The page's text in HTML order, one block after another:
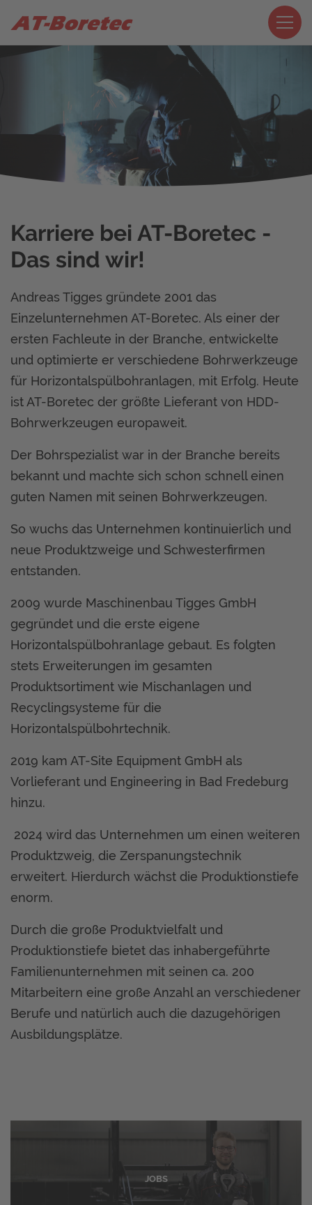
Karriere bei AT-Boretec -
Das sind wir!
Andreas Tigges gründete 2001 das
Einzelunternehmen AT-Boretec. Als einer der
ersten Fachleute in der Branche, entwickelte
und optimierte er verschiedene Bohrwerkzeuge
für Horizontalspülbohranlagen, mit Erfolg. Heute
ist AT-Boretec der größte Lieferant von HDD-
Bohrwerkzeugen europaweit.
Der Bohrspezialist war in der Branche bereits
bekannt und machte sich schon schnell einen
guten Namen mit seinen Bohrwerkzeugen.
So wuchs das Unternehmen kontinuierlich und
neue Produktzweige und Schwesterfirmen
entstanden.
2009 wurde Maschinenbau Tigges GmbH
gegründet und die erste eigene
Horizontalspülbohranlage gebaut. Es folgten
stets Erweiterungen im gesamten
Produktsortiment wie Mischanlagen und
Recyclingsysteme für die
Horizontalspülbohrtechnik.
2019 kam AT-Site Equipment GmbH als
Vorlieferant und Engineering in Bad Fredeburg
hinzu.
2024 wird das Unternehmen um einen weiteren
Produktzweig, die Zerspanungstechnik
erweitert. Hierdurch wächst die Produktionstiefe
enorm.
Durch die große Produktvielfalt und
Produktionstiefe bietet das inhabergeführte
Familienunternehmen mit seinen ca. 200
Mitarbeitern eine große Anzahl an verschiedener
Berufe und natürlich auch die dazugehörigen
Ausbildungsplätze.
JOBS